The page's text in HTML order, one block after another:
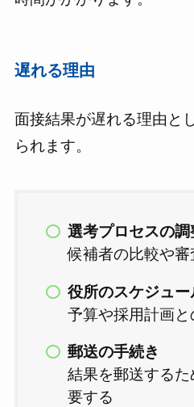
遅れる理由
面接結果が遅れる理由と
られます。
選考プロセスの調
候補者の比較や
役所のスケジュー
予算や採用計画
郵送の手続き
結果を郵送する
要する